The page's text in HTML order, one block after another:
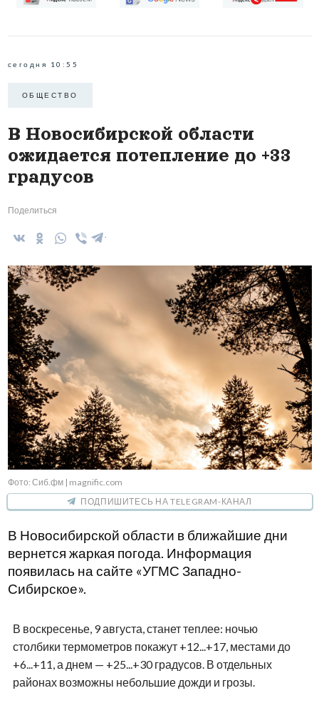
сегодня 10:55
ОБЩЕСТВО
В Новосибирской области
ожидается потепление до +33
градусов
Поделиться
Фото: Сиб.фм | magnific.com
ПОДПИШИТЕСЬ НА TELEGRAM-КАНАЛ
В Новосибирской области в ближайшие дни
вернется жаркая погода. Информация
появилась на сайте «УГМС Западно-
Сибирское».
В воскресенье, 9 августа, станет теплее: ночью
столбики термометров покажут +12...+17, местами до
+6...+11, а днем — +25...+30 градусов. В отдельных
районах возможны небольшие дожди и грозы.